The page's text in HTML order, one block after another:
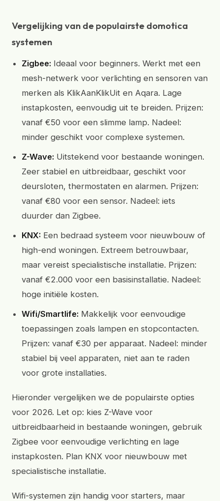
Vergelijking van de populairste domotica
systemen
Zigbee: Ideaal voor beginners. Werkt met een
mesh-netwerk voor verlichting en sensoren van
merken als KlikAanKlikUit en Aqara. Lage
instapkosten, eenvoudig uit te breiden. Prijzen:
vanaf €50 voor een slimme lamp. Nadeel:
minder geschikt voor complexe systemen.
Z-Wave: Uitstekend voor bestaande woningen.
Zeer stabiel en uitbreidbaar, geschikt voor
deursloten, thermostaten en alarmen. Prijzen:
vanaf €80 voor een sensor. Nadeel: iets
duurder dan Zigbee.
KNX: Een bedraad systeem voor nieuwbouw of
high-end woningen. Extreem betrouwbaar,
maar vereist specialistische installatie. Prijzen:
vanaf €2.000 voor een basisinstallatie. Nadeel:
hoge initiële kosten.
Wifi/Smartlife: Makkelijk voor eenvoudige
toepassingen zoals lampen en stopcontacten.
Prijzen: vanaf €30 per apparaat. Nadeel: minder
stabiel bij veel apparaten, niet aan te raden
voor grote installaties.
Hieronder vergelijken we de populairste opties
voor 2026. Let op: kies Z-Wave voor
uitbreidbaarheid in bestaande woningen, gebruik
Zigbee voor eenvoudige verlichting en lage
instapkosten. Plan KNX voor nieuwbouw met
specialistische installatie.
Wifi-systemen zijn handig voor starters, maar